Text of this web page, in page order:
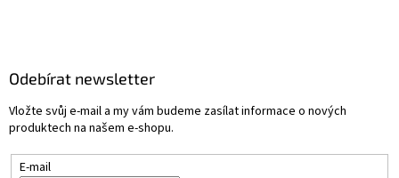
Odebírat newsletter
Vložte svůj e-mail a my vám budeme zasílat informace o nových
produktech na našem e-shopu.
E-mail